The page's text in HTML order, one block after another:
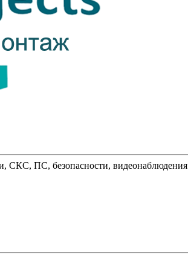
СКС, ПС, безопасности, видеонаблюдения